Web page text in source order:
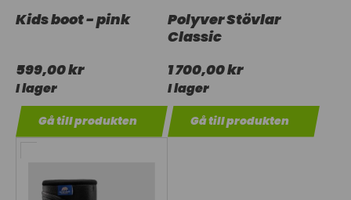
Kids boot - pink
599,00 kr
I lager
Gå till produkten
Polyver Stövlar
Classic
1 700,00 kr
I lager
Gå till produkten